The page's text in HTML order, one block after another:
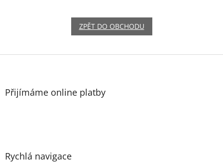
ZPĚT DO OBCHODU
Z
Přijímáme online platby
Rychlá navigace